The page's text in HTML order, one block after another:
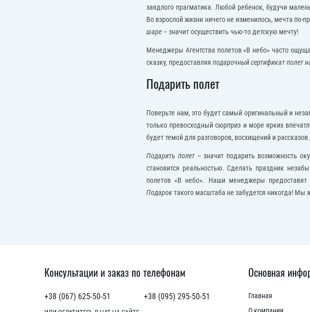
заядлого прагматика. Любой ребенок, будучи
Во взрослой жизни ничего не изменилось, мечта
шаре – значит осуществить чью-то детскую мечту!
Менеджеры Агентства полетов «В небо» часто
сказку, предоставляя подарочный сертификат полет
Подарить полет
Поверьте нам, это будет самый оригинальный и
только превосходный сюрприз и море ярких
будет темой для разговоров, восхищений и
Подарить полет– значит подарить возможность
становится реальностью. Сделать праздник
полетов «В небо». Наши менеджеры
Подароктакого масштаба не забудется никогда! Мы
Консультации и заказ по телефонам
+38 (067) 625-50-51 +38 (095) 295-50-51
Основная
Главная